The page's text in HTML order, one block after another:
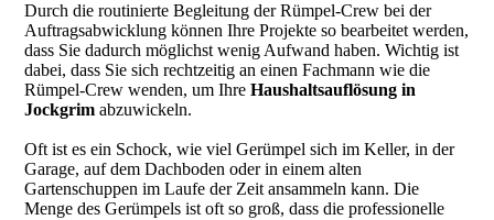
Durch die routinierte Begleitung der Rümpel-Crew bei der
Auftragsabwicklung können Ihre Projekte so bearbeitet werden,
dass Sie dadurch möglichst wenig Aufwand haben. Wichtig ist
dabei, dass Sie sich rechtzeitig an einen Fachmann wie die
Rümpel-Crew wenden, um IhreHaushaltsauflösung in
Jockgrim abzuwickeln.
Oft ist es ein Schock, wie viel Gerümpel sich im Keller, in der
Garage, auf dem Dachboden oder in einem alten
Gartenschuppen im Laufe der Zeit ansammeln kann. Die
Menge des Gerümpels ist oft so groß, dass die professionelle